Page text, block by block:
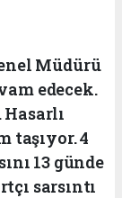
Müdürü
edecek.
taşıyor. 4
13 günde
sarsıntı